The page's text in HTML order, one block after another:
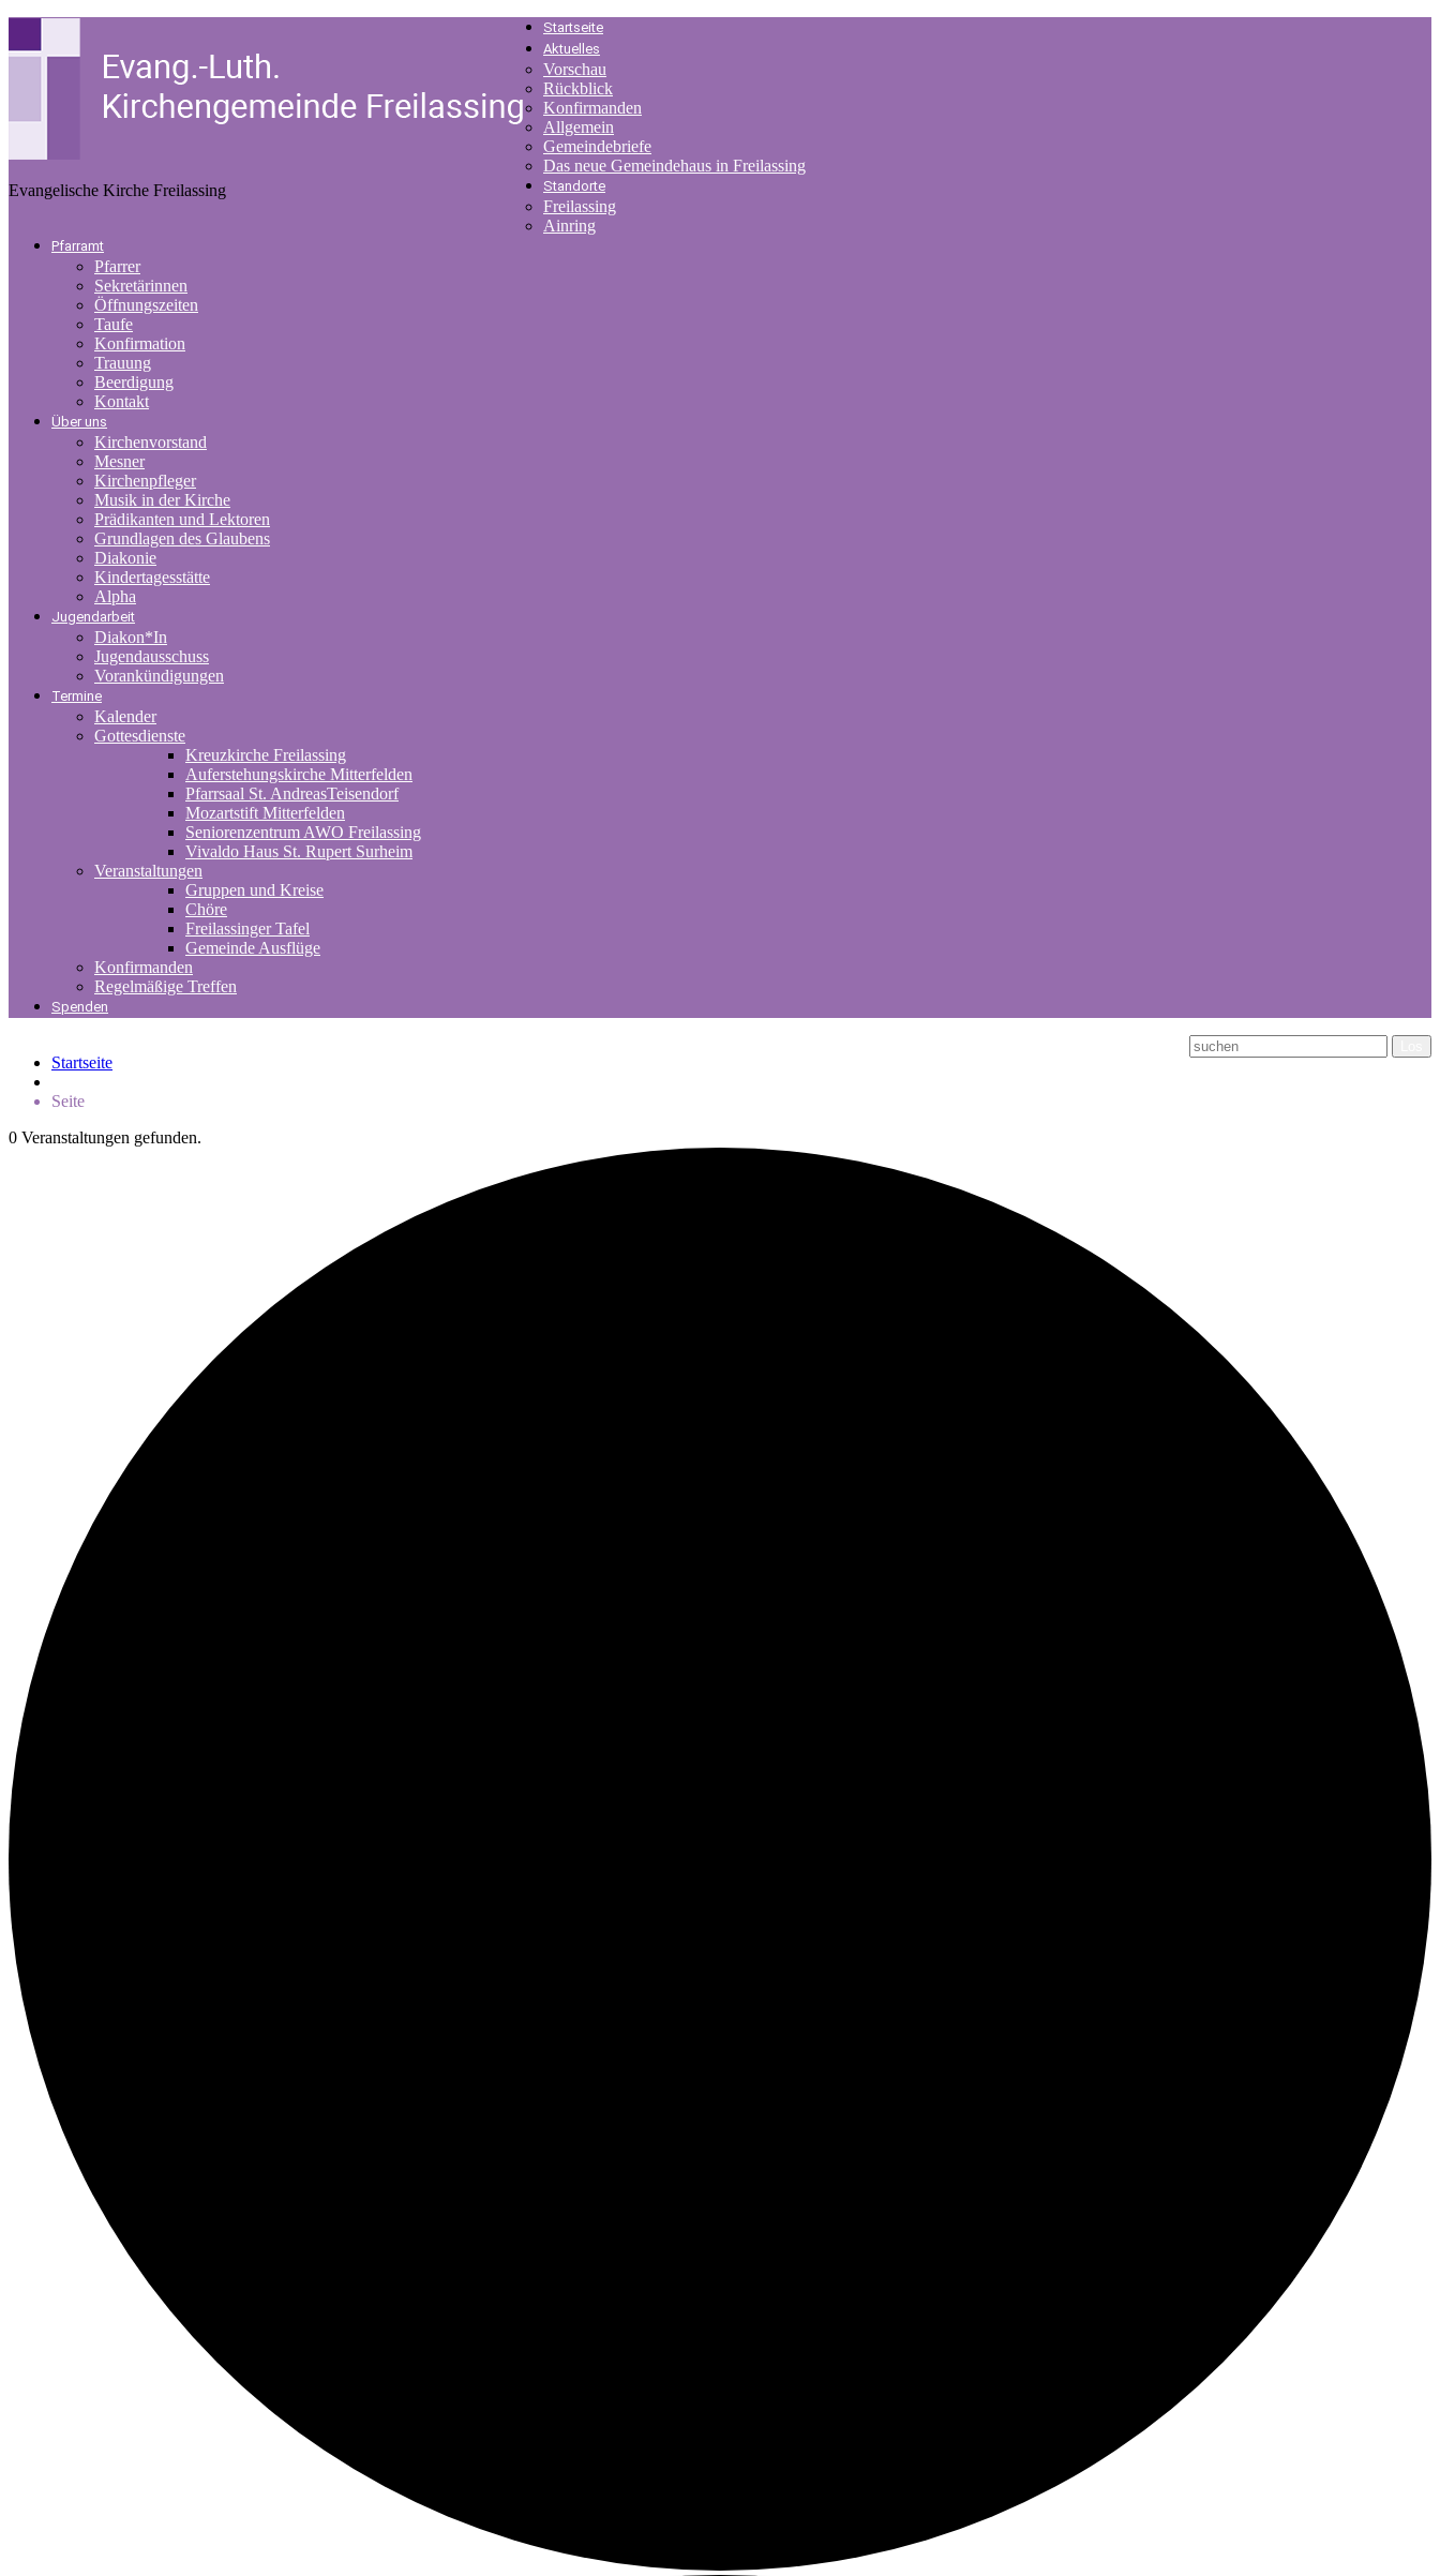
Evangelische Kirche Freilassing
Startseite
Aktuelles
Vorschau
Rückblick
Konfirmanden
Allgemein
Gemeindebriefe
Das neue Gemeindehaus in Freilassing
Standorte
Freilassing
Ainring
Pfarramt
Pfarrer
Sekretärinnen
Öffnungszeiten
Taufe
Konfirmation
Trauung
Beerdigung
Kontakt
Über uns
Kirchenvorstand
Mesner
Kirchenpfleger
Musik in der Kirche
Prädikanten und Lektoren
Grundlagen des Glaubens
Diakonie
Kindertagesstätte
Alpha
Jugendarbeit
Diakon*In
Jugendausschuss
Vorankündigungen
Termine
Kalender
Gottesdienste
Kreuzkirche Freilassing
Auferstehungskirche Mitterfelden
Pfarrsaal St. AndreasTeisendorf
Mozartstift Mitterfelden
Seniorenzentrum AWO Freilassing
Vivaldo Haus St. Rupert Surheim
Veranstaltungen
Gruppen und Kreise
Chöre
Freilassinger Tafel
Gemeinde Ausflüge
Konfirmanden
Regelmäßige Treffen
Spenden
Startseite
Seite
0 Veranstaltungen gefunden.